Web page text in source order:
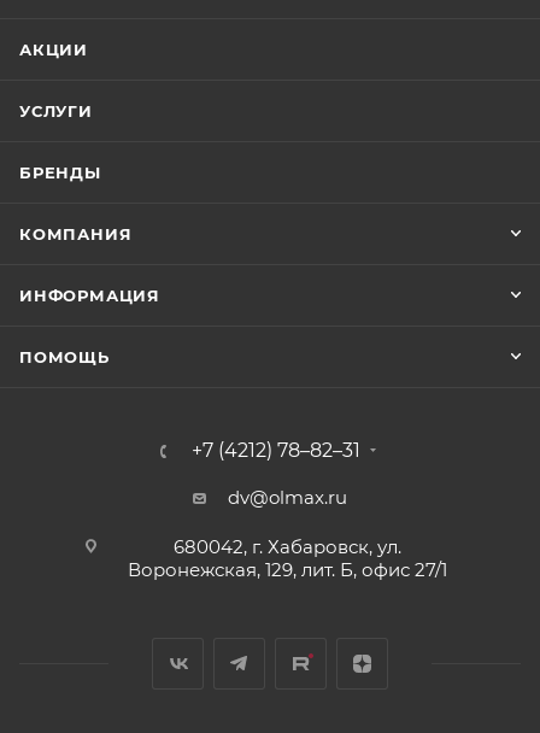
АКЦИИ
УСЛУГИ
БРЕНДЫ
КОМПАНИЯ
ИНФОРМАЦИЯ
ПОМОЩЬ
+7 (4212) 78–82–31
dv@olmax.ru
680042, г. Хабаровск, ул.
Воронежская, 129, лит. Б, офис 27/1